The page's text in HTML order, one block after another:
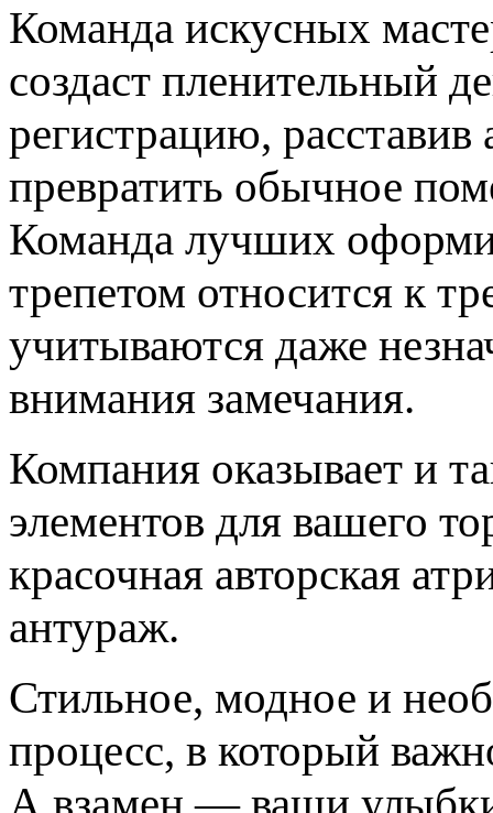
Команда искусных
создаст пленительный
регистрацию,
превратить обычное
Команда лучших
трепетом относится к
учитываются даже
внимания замечания.
Компания оказывает и
элементов для вашего
красочная авторская
антураж.
Стильное, модное и
процесс, в который
А взамен — ваши